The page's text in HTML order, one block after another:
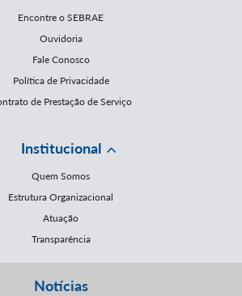
Encontre o SEBRAE
Ouvidoria
Fale Conosco
Política de Privacidade
de Prestação de Serviço
Institucional
Quem Somos
Estrutura Organizacional
Atuação
Transparência
Notícias